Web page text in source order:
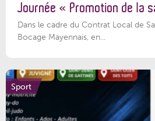
Journée « Promotion de la
Dans le cadre du Contrat Local de
Bocage Mayennais, en...
Sport